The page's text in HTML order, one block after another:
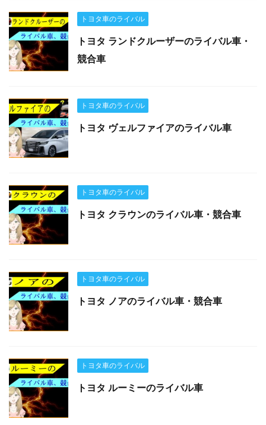
トヨタ車のライバル
トヨタ ランドクルーザーのライバル車・
競合車
トヨタ車のライバル
トヨタ ヴェルファイアのライバル車
トヨタ車のライバル
トヨタ クラウンのライバル車・競合車
トヨタ車のライバル
トヨタ ノアのライバル車・競合車
トヨタ車のライバル
トヨタ ルーミーのライバル車